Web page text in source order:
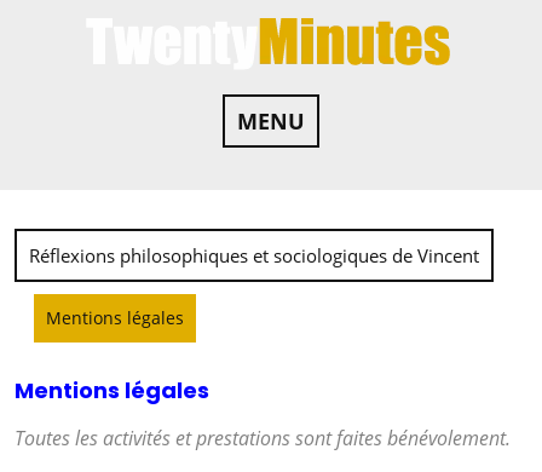
MENU
Réflexions philosophiques et sociologiques de Vincent
Mentions légales
Mentions légales
Toutes les activités et prestations sont faites bénévolement.